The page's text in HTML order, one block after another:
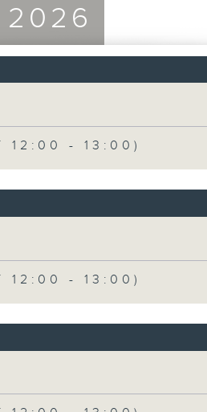
2026
12:00 - 13:00)
12:00 - 13:00)